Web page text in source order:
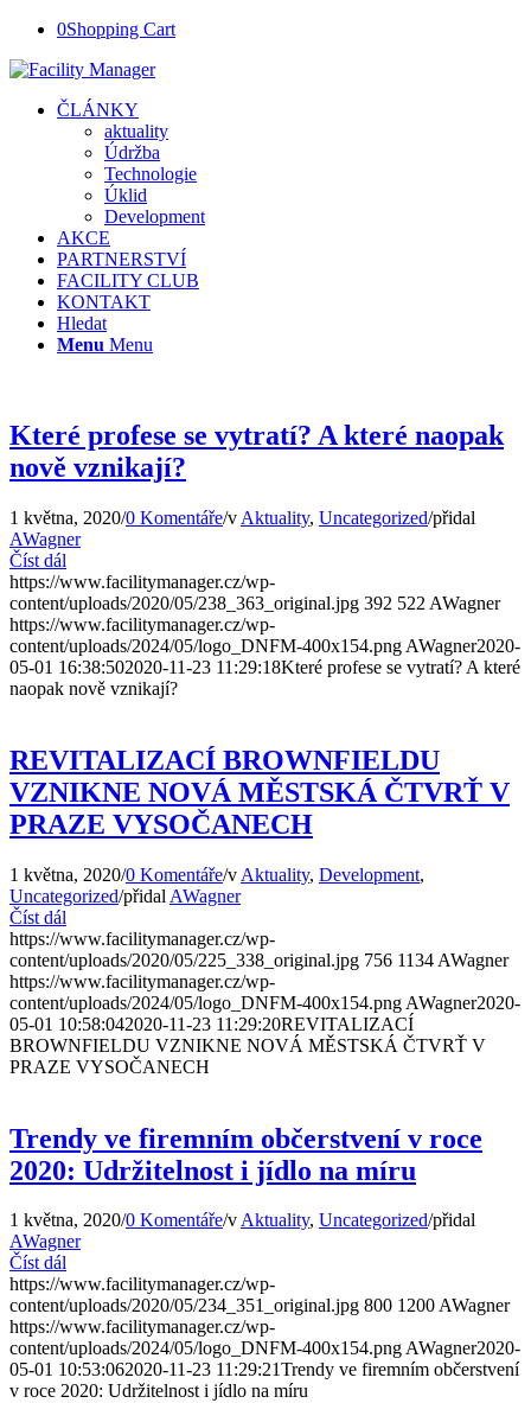
0Shopping Cart
ČLÁNKY
aktuality
Údržba
Technologie
Úklid
Development
AKCE
PARTNERSTVÍ
FACILITY CLUB
KONTAKT
Hledat
Menu Menu
Které profese se vytratí? A které naopak
nově vznikají?
1 května, 2020/0 Komentáře/v Aktuality, Uncategorized/přidal
AWagner
Číst dál
https://www.facilitymanager.cz/wp-
content/uploads/2020/05/238_363_original.jpg 392 522 AWagner
https://www.facilitymanager.cz/wp-
content/uploads/2024/05/logo_DNFM-400x154.png AWagner2020-
05-01 16:38:502020-11-23 11:29:18Které profese se vytratí? A které
naopak nově vznikají?
REVITALIZACÍ BROWNFIELDU
VZNIKNE NOVÁ MĚSTSKÁ ČTVRŤ V
PRAZE VYSOČANECH
1 května, 2020/0 Komentáře/v Aktuality, Development,
Uncategorized/přidal AWagner
Číst dál
https://www.facilitymanager.cz/wp-
content/uploads/2020/05/225_338_original.jpg 756 1134 AWagner
https://www.facilitymanager.cz/wp-
content/uploads/2024/05/logo_DNFM-400x154.png AWagner2020-
05-01 10:58:042020-11-23 11:29:20REVITALIZACÍ
BROWNFIELDU VZNIKNE NOVÁ MĚSTSKÁ ČTVRŤ V
PRAZE VYSOČANECH
Trendy ve firemním občerstvení v roce
2020: Udržitelnost i jídlo na míru
1 května, 2020/0 Komentáře/vAktuality, Uncategorized/přidal
AWagner
Číst dál
https://www.facilitymanager.cz/wp-
content/uploads/2020/05/234_351_original.jpg 800 1200AWagner
https://www.facilitymanager.cz/wp-
content/uploads/2024/05/logo_DNFM-400x154.pngAWagner2020-
05-01 10:53:062020-11-23 11:29:21Trendy ve firemním občerstvení
v roce 2020: Udržitelnost i jídlo na míru